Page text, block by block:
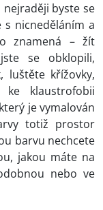
nejraději byste se
s nicneděláním a
znamená – žít
se obklopili,
luštěte křížovky,
klaustrofobii
je vymalován
totiž prostor
barvu nechcete
jakou máte na
nebo ve